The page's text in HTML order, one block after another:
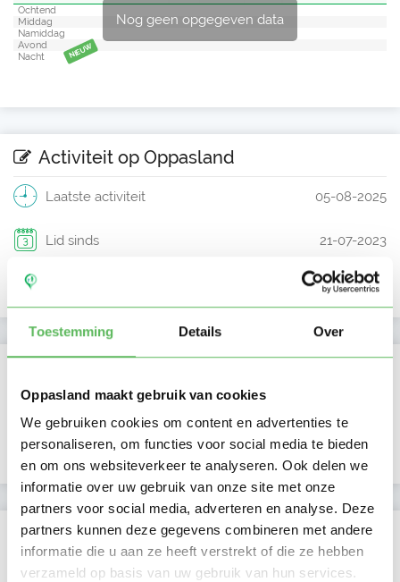
Toestemming Details Over
Oppasland maakt gebruik van cookies
We gebruiken cookies om content en advertenties te
personaliseren, om functies voor social media te bieden
en om ons websiteverkeer te analyseren. Ook delen we
informatie over uw gebruik van onze site met onze
partners voor social media, adverteren en analyse. Deze
partners kunnen deze gegevens combineren met andere
informatie die u aan ze heeft verstrekt of die ze hebben
verzameld op basis van uw gebruik van hun services.
Nog geen opgegeven data
Ochtend
Middag
Namiddag
Avond
Nacht
NIEUW
Activiteit op Oppasland
Laatste activiteit 05-08-2025
Lid sinds 21-07-2023
05-08-2025
E-mailadres is geverifieerd
Google is gekoppeld
Locatie oppasadres (Den Haag)